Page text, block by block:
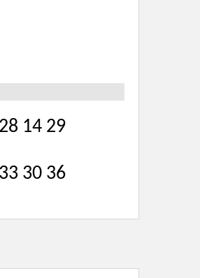
14 29
30 36